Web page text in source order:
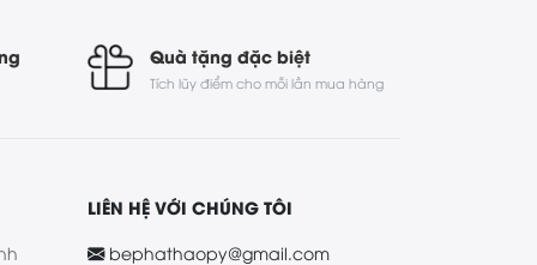
Quà tặng đặc biệt
Tích lũy điểm cho mỗi lần mua hàng
LIÊN HỆ VỚI CHÚNG TÔI
bephathaopy@gmail.com